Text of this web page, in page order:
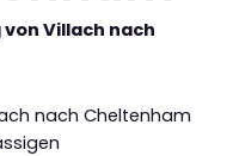
Villach nach
nach Cheltenham